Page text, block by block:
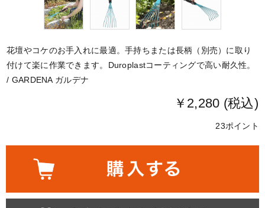
花壇やコケのお手入れに最適。手持ちまたは長柄（別売）に取り
付けて楽に作業できます。Duroplastコーティングで高い耐久性。
/ GARDENA ガルデナ
￥2,280 (税込)
23ポイント